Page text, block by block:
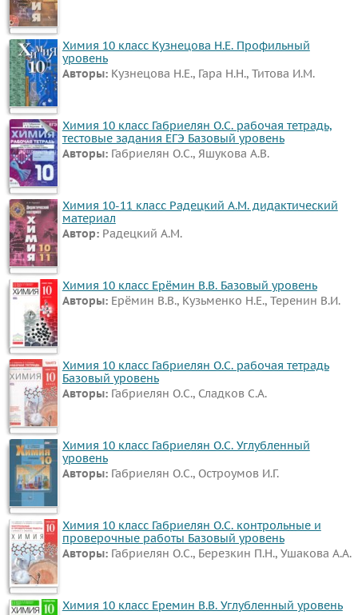
Химия 10 класс Кузнецова Н.Е. Профильный
уровень
Авторы: Кузнецова Н.Е., Гара Н.Н., Титова И.М.
Химия 10 класс Габриелян О.С. рабочая тетрадь,
тестовые задания ЕГЭ Базовый уровень
Авторы: Габриелян О.С., Яшукова А.В.
Химия 10-11 класс Радецкий А.М. дидактический
материал
Автор: Радецкий А.М.
Химия 10 класс Ерёмин В.В. Базовый уровень
Авторы: Ерёмин В.В., Кузьменко Н.Е., Теренин В.И.
Химия 10 класс Габриелян О.С. рабочая тетрадь
Базовый уровень
Авторы: Габриелян О.С., Сладков С.А.
Химия 10 класс Габриелян О.С. Углубленный
уровень
Авторы: Габриелян О.С., Остроумов И.Г.
Химия 10 класс Габриелян О.С. контрольные и
проверочные работы Базовый уровень
Авторы: Габриелян О.С., Березкин П.Н., Ушакова А.А.
Химия 10 класс Еремин В.В. Углубленный уровень